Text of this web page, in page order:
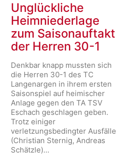
Unglückliche
Heimniederlage
zum Saisonauftakt
der Herren 30-1
Denkbar knapp mussten sich
die Herren 30-1 des TC
Langenargen in ihrem ersten
Saisonspiel auf heimischer
Anlage gegen den TA TSV
Eschach geschlagen geben.
Trotz einiger
verletzungsbedingter Ausfälle
(Christian Sternig, Andreas
Schätzle)…